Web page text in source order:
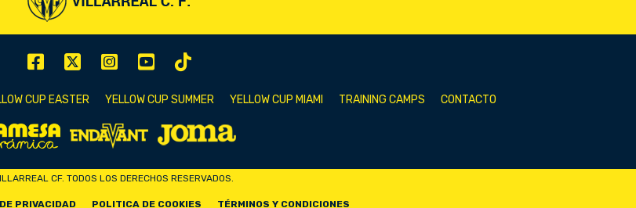
CUP EASTER YELLOW CUP SUMMER YELLOW CUP MIAMI TRAINING CAMPS CONTACTO
CF. TODOS LOS DERECHOS RESERVADOS.
PRIVACIDAD POLITICA DE COOKIES TÉRMINOS Y CONDICIONES